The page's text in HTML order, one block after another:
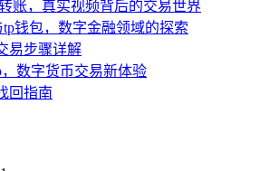
账，真实视频背后的交易世界
钱包，数字金融领域的探索
易步骤详解
，数字货币交易新体验
回指南